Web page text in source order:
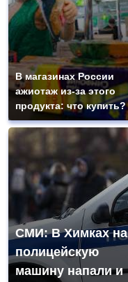
В магазинах России
ажиотаж из-за этого
продукта: что купить?
СМИ: В Химках на
полицейскую
машину напали и